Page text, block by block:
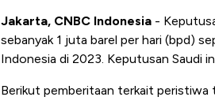
Jakarta, CNBC Indonesia -
sebanyak 1 juta barel per hari (bpd)
Indonesia di 2023. Keputusan Saudi
Berikut pemberitaan terkait peristiwa